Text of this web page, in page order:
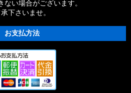
ない場合がございます。
下さいませ。
お支払方法